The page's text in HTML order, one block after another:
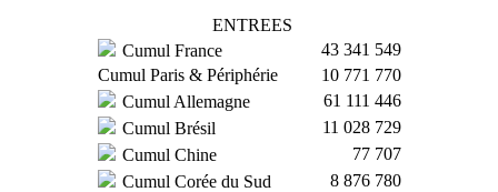
ENTREES
Cumul France
43 341 549
Cumul Paris & Périphérie
10 771 770
Cumul Allemagne
61 111 446
Cumul Brésil
11 028 729
Cumul Chine
77 707
Cumul Corée du Sud
8 876 780